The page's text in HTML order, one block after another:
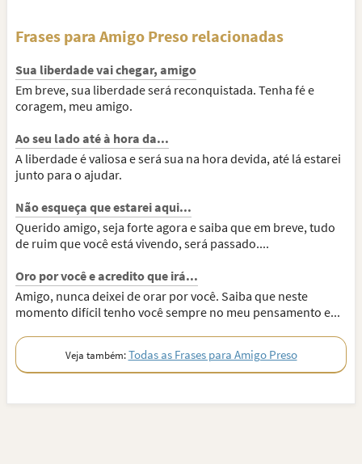
Frases para Amigo Preso relacionadas
Sua liberdade vai chegar, amigo
Em breve, sua liberdade será reconquistada. Tenha fé e
coragem, meu amigo.
Ao seu lado até à hora da...
A liberdade é valiosa e será sua na hora devida, até lá estarei
junto para o ajudar.
Não esqueça que estarei aqui...
Querido amigo, seja forte agora e saiba que em breve, tudo
de ruim que você está vivendo, será passado....
Oro por você e acredito que irá...
Amigo, nunca deixei de orar por você. Saiba que neste
momento difícil tenho você sempre no meu pensamento e...
Veja também:Todas as Frases para Amigo Preso